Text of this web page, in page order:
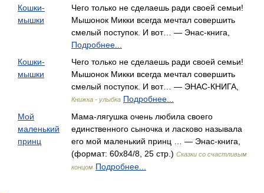
Кошки-
мышки
Чего только не сделаешь ради своей семьи!
Мышонок Микки всегда мечтал совершить
смелый поступок. И вот… — Энас-книга,
Подробнее...
Кошки-
мышки
Чего только не сделаешь ради своей семьи!
Мышонок Микки всегда мечтал совершить
смелый поступок. И вот… — ЭНАС-КНИГА,
Книжка - улыбка Подробнее...
Мой
маленький
принц
Мама-лягушка очень любила своего
единственного сыночка и ласково называла
его мой маленький принц … — Энас-книга,
(формат: 60x84/8, 25 стр.) Сказки со счастливым
концом Подробнее...